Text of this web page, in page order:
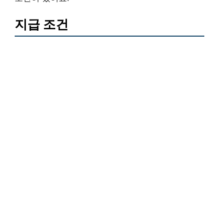
지급 조건